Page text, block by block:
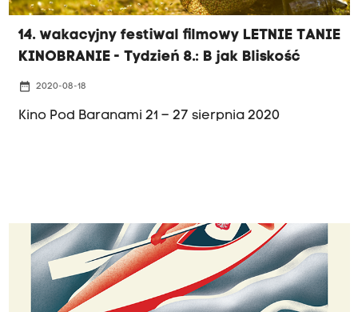
14. wakacyjny festiwal filmowy LETNIE TANIE
KINOBRANIE - Tydzień 8.: B jak Bliskość
date_range 2020-08-18
Kino Pod Baranami 21 – 27 sierpnia 2020